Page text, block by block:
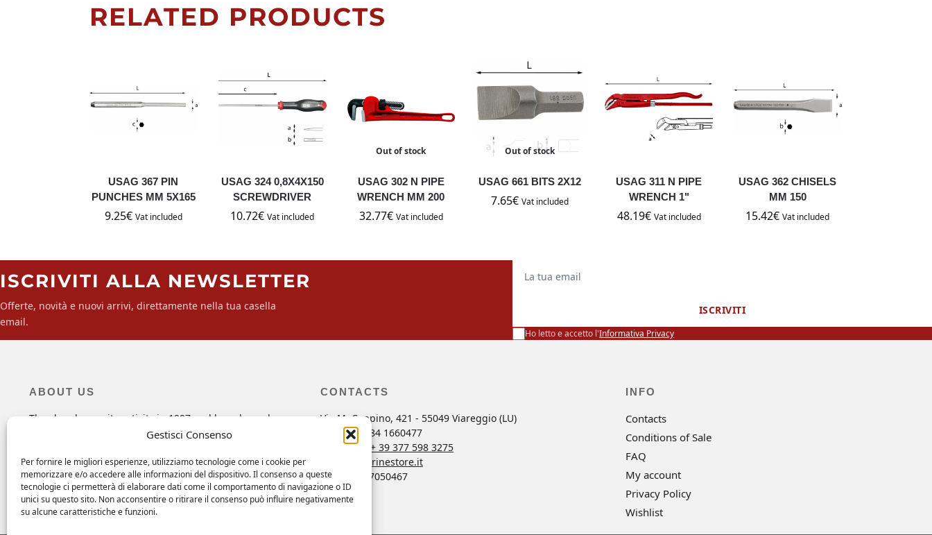
Gestisci Consenso
Per fornire le migliori esperienze, utilizziamo tecnologie come i cookie per
memorizzare e/o accedere alle informazioni del dispositivo. Il consenso a queste
tecnologie ci permetterà di elaborare dati come il comportamento di navigazione o ID
unici su questo sito. Non acconsentire o ritirare il consenso può influire negativamente
su alcune caratteristiche e funzioni.
RELATED PRODUCTS
USAG 367 PIN
PUNCHES MM 5X165
9.25€ Vat included
USAG 324 0,8X4X150
SCREWDRIVER
10.72€ Vat included
Out of stock
USAG 302 N PIPE
WRENCH MM 200
32.77€ Vat included
Out of stock
USAG 661 BITS 2X12
7.65€ Vat included
USAG 311 N PIPE
WRENCH 1"
48.19€ Vat included
USAG 362 CHISELS
MM 150
15.42€ Vat included
ISCRIVITI ALLA NEWSLETTER
Offerte, novità e nuovi arrivi, direttamente nella tua casella
email.
Ho letto e accetto l'Informativa Privacy
ISCRIVITI
ABOUT US
The shop began its activity in 1997 and has always been,
since the beginning, a point of reference for all those looking
their boats and more.
CONTACTS
Via M. Coppino, 421 - 55049 Viareggio (LU)
Tel. +39 0584 1660477
Whatsapp
+ 39 377 598 3275
ordini@marinestore.it
P. Iva 01637050467
INFO
Contacts
Conditions of Sale
FAQ
My account
Privacy Policy
Wishlist